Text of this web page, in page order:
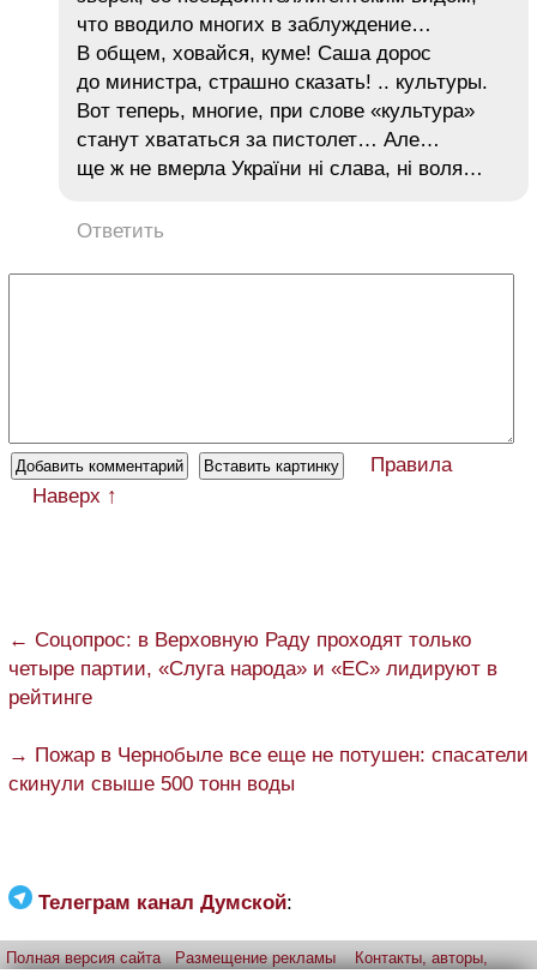
что вводило многих в заблуждение…
В общем, ховайся, куме! Саша дорос
до министра, страшно сказать! .. культуры.
Вот теперь, многие, при слове «культура»
станут хвататься за пистолет… Але…
ще ж не вмерла України ні слава, ні воля…
Ответить
Правила
Наверх ↑
← Соцопрос: в Верховную Раду проходят только
четыре партии, «Слуга народа» и «ЕС» лидируют в
рейтинге
→ Пожар в Чернобыле все еще не потушен: спасатели
скинули свыше 500 тонн воды
Телеграм канал Думской:
Полная версия сайта Размещение рекламы Контакты, авторы,